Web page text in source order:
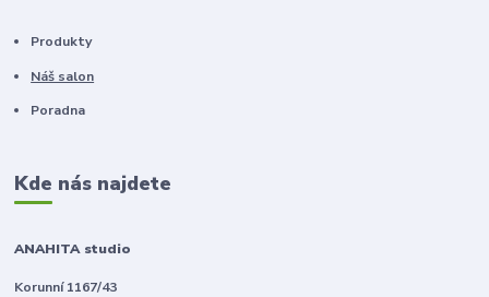
Produkty
Náš salon
Poradna
Kde nás najdete
ANAHITA studio
Korunní 1167/43